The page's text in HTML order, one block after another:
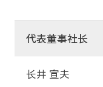
代表董事社长
长井 宣夫